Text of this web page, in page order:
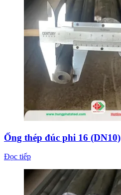
Ống thép đúc phi 16 (DN10)
Đọc tiếp